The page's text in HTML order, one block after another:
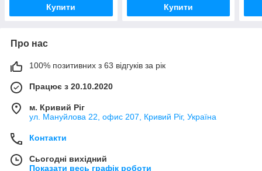
Купити Купити
Про нас
100% позитивних з 63 відгуків за рік
Працює з 20.10.2020
м. Кривий Ріг
ул. Мануйлова 22, офис 207, Кривий Ріг, Україна
Контакти
Сьогодні вихідний
Показати весь графік роботи